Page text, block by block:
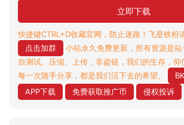
立即下载
快捷键CTRL+D收藏官网，防止迷路！飞星铁粉
点击加群
小站永久免费更新，所有资源是
自测试、压缩、上传，非盗链，我们的生存，仰
每一次随手分享，都是我们活下去的希望。
APP下载
免费获取推广币 侵权投诉